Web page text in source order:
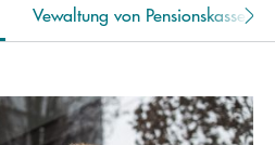
Vewaltung von Pensionskassen